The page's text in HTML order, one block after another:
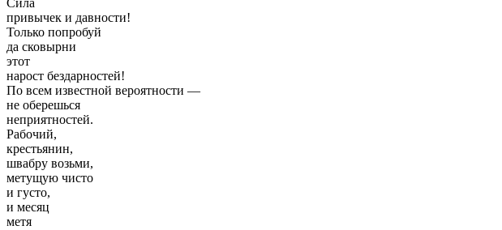
Сила
привычек и давности!
Только попробуй
да сковырни
этот
нарост бездарностей!
По всем известной вероятности —
не оберешься
неприятностей.
Рабочий,
крестьянин,
швабру возьми,
метущую чисто
и густо,
и месяц
метя